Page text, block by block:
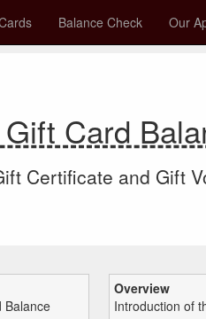
Balance Check Our
Card
Certificate and Gift
Balance
Overview
Introduction of